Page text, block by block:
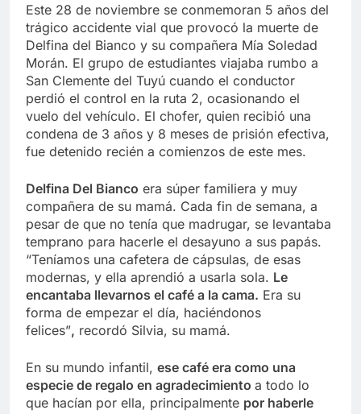
Este 28 de noviembre se conmemoran 5 años del
trágico accidente vial que provocó la muerte de
Delfina del Bianco y su compañera Mía Soledad
Morán. El grupo de estudiantes viajaba rumbo a
San Clemente del Tuyú cuando el conductor
perdió el control en la ruta 2, ocasionando el
vuelo del vehículo. El chofer, quien recibió una
condena de 3 años y 8 meses de prisión efectiva,
fue detenido recién a comienzos de este mes.
Delfina Del Bianco era súper familiera y muy
compañera de su mamá. Cada fin de semana, a
pesar de que no tenía que madrugar, se levantaba
temprano para hacerle el desayuno a sus papás.
“Teníamos una cafetera de cápsulas, de esas
modernas, y ella aprendió a usarla sola. Le
encantaba llevarnos el café a la cama. Era su
forma de empezar el día, haciéndonos
felices”, recordó Silvia, su mamá.
En su mundo infantil, ese café era como una
especie de regalo en agradecimiento a todo lo
que hacían por ella, principalmente por haberle